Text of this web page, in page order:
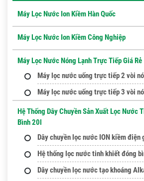
Máy Lọc Nước Ion Kiềm Hàn Quốc
Máy Lọc Nước Ion Kiềm Công Nghiệp
Máy Lọc Nước Nóng Lạnh Trực Tiếp Giá Rẻ
Máy lọc nước uống trực tiếp 2 vòi
Máy lọc nước uống trực tiếp 3 vòi
Hệ Thống Dây Chuyền Sản Xuất Lọc Nước
Bình 20l
Dây chuyền lọc nước ION kiềm
Hệ thống lọc nước tinh khiết đóng
Dây chuyền lọc nước tạo khoáng